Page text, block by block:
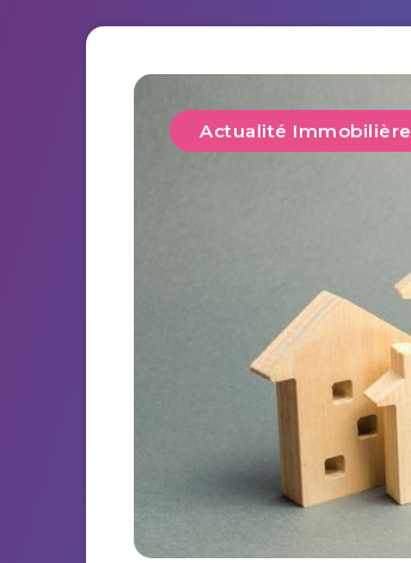
Actualité Immobilière